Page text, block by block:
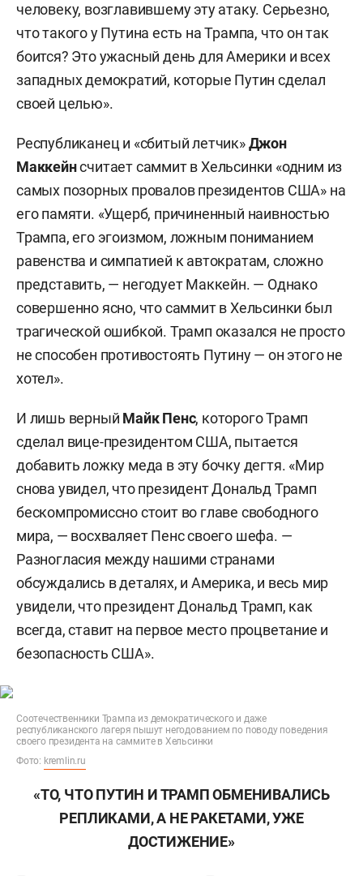
человеку, возглавившему эту атаку. Серьезно,
что такого у Путина есть на Трампа, что он так
боится? Это ужасный день для Америки и всех
западных демократий, которые Путин сделал
своей целью».
Республиканец и «сбитый летчик»Джон
Маккейнсчитает саммит в Хельсинки «одним из
самых позорных провалов президентов США» на
его памяти. «Ущерб, причиненный наивностью
Трампа, его эгоизмом, ложным пониманием
равенства и симпатией к автократам, сложно
представить, — негодует Маккейн. — Однако
совершенно ясно, что саммит в Хельсинки был
трагической ошибкой. Трамп оказался не просто
не способен противостоять Путину — он этого не
хотел».
И лишь верный Майк Пенс, которого Трамп
сделал вице-президентом США, пытается
добавить ложку меда в эту бочку дегтя. «Мир
снова увидел, что президент Дональд Трамп
бескомпромиссно стоит во главе свободного
мира, — восхваляет Пенс своего шефа. —
Разногласия между нашими странами
обсуждались в деталях, и Америка, и весь мир
увидели, что президент Дональд Трамп, как
всегда, ставит на первое место процветание и
безопасность США».
Соотечественники Трампа из демократического и даже
республиканского лагеря пышут негодованием по поводу поведения
своего президента на саммите в Хельсинки
Фото: kremlin.ru
«ТО, ЧТО ПУТИН И ТРАМП ОБМЕНИВАЛИСЬ
РЕПЛИКАМИ, А НЕ РАКЕТАМИ, УЖЕ
ДОСТИЖЕНИЕ»